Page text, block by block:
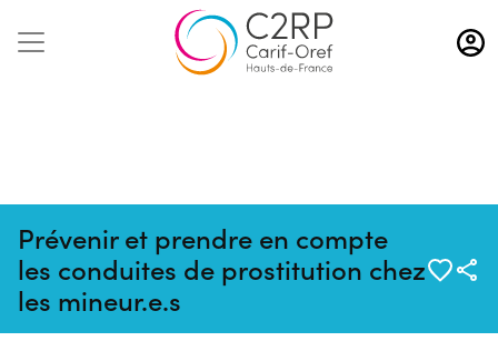
Aller
au
contenu
Prévenir et prendre en compte
les conduites de prostitution chez
les mineur.e.s
Pas de session programmée en
ce moment